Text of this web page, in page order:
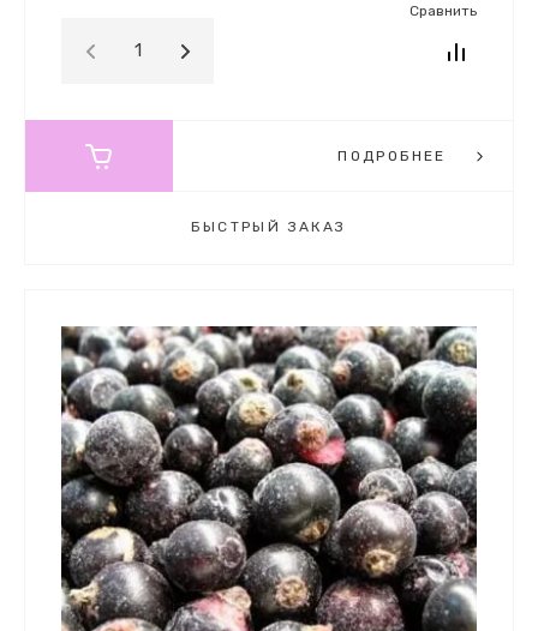
Сравнить
ПОДРОБНЕЕ
БЫСТРЫЙ ЗАКАЗ